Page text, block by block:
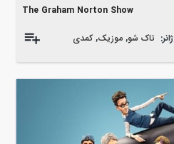
The Graham Norton Show
ژانر: تاک شو,موزیک,کمدی